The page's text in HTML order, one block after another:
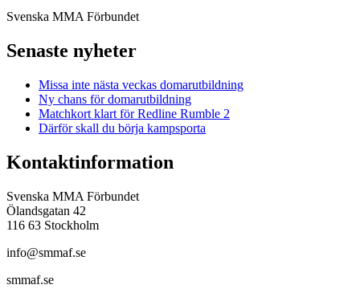
Svenska MMA Förbundet
Senaste nyheter
Missa inte nästa veckas domarutbildning
Ny chans för domarutbildning
Matchkort klart för Redline Rumble 2
Därför skall du börja kampsporta
Kontaktinformation
Svenska MMA Förbundet
Ölandsgatan 42
116 63 Stockholm
info@smmaf.se
smmaf.se